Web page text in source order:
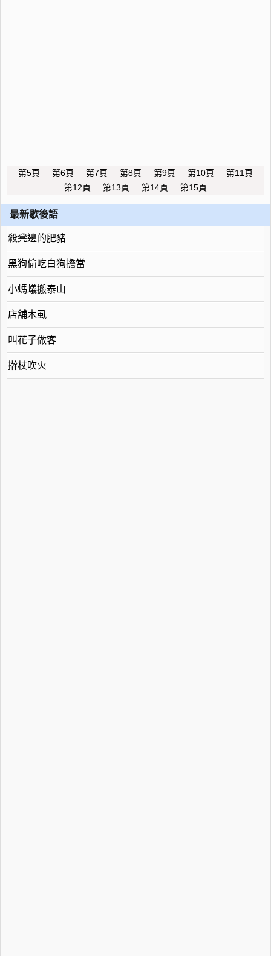
第5頁 第6頁 第7頁 第8頁 第9頁 第10頁
第11頁
第12頁
第13頁 第14頁 第15頁
最新歇後語
殺凳邊的肥豬
黑狗偷吃白狗擔當
小螞蟻搬泰山
店舖木虱
叫花子做客
擀杖吹火